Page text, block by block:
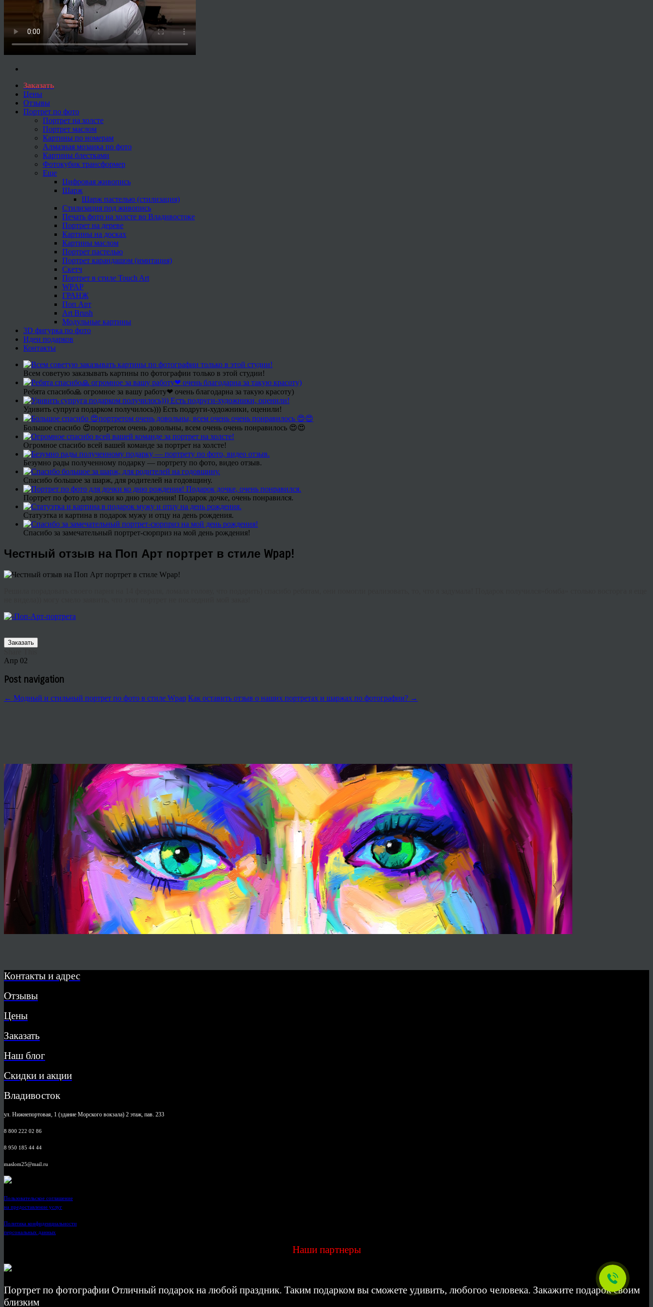
Заказать
Цены
Отзывы
Портрет по фото
Портрет на холсте
Портрет маслом
Картины по номерам
Алмазная мозаика по фото
Картины блестками
Фотокубик трансформер
Еще
Цифровая живопись
Шарж
Шарж пастелью (стилизация)
Стилизация под живопись
Печать фото на холсте во Владивостоке
Портрет на дереве
Картины на досках
Картины маслом
Портрет пастелью
Портрет карандашом (имитация)
Скетч
Портрет в стиле Touch Art
WPAP
ГРАНЖ
Поп Арт
Art Brush
Модульные картины
3D фигурка по фото
Идеи подарков
Контакты
Всем советую заказывать картины по фотографии только в этой студии!
Ребята спасибо🙏 огромное за вашу работу❤ очень благодарна за такую красоту)
Удивить супруга подарком получилось))) Есть подруги-художники, оценили!
Большое спасибо 😍портретом очень довольны, всем очень очень понравилось 😍😍
Огромное спасибо всей вашей команде за портрет на холсте!
Безумно рады полученному подарку — портрету по фото, видео отзыв.
Спасибо большое за шарж, для родителей на годовщину.
Портрет по фото для дочки ко дню рождения! Подарок дочке, очень понравился.
Статуэтка и картина в подарок мужу и отцу на день рождения.
Спасибо за замечательный портрет-сюрприз на мой день рождения!
Честный отзыв на Поп Арт портрет в стиле Wpap!
Заказать
Апр 02
Post navigation
← Модный и стильный портрет по фото в стиле Wpap Как оставить отзыв о наших портретах и шаржах по фотографии? →
Контакты и адрес
Отзывы
Цены
Заказать
Наш блог
Скидки и акции
Владивосток
ул. Нижнепортовая, 1 (здание Морского вокзала) 2 этаж, пав. 233
8 800 222 02 86
8 950 185 44 44
maslom25@mail.ru
Пользовательское соглашение
на предоставление услуг
Политика конфиденциальности
персональных данных
Наши партнеры
Портрет по фотографии Отличный подарок на любой праздник. Таким подарком вы сможете удивить, любогоо человека. Закажите подарок своим
близким